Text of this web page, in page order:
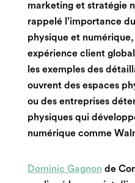
marketing et stratégie
rappelé l’importance
physique et
expérience client
les exemples des
ouvrent des espaces
ou des entreprises
physiques qui
numérique comme
Dominic Gagnon de